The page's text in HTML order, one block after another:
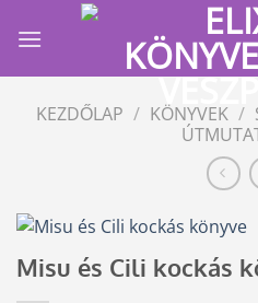
KEZDŐLAP / KÖNYVEK /
Misu és Cili kockás